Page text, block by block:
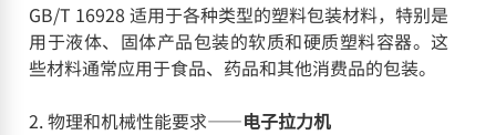
GB/T 16928 适用于各种类型的塑料包装材料，特别是
用于液体、固体产品包装的软质和硬质塑料容器。这
些材料通常应用于食品、药品和其他消费品的包装。
2. 物理和机械性能要求——电子拉力机